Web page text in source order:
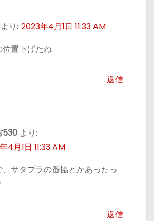
より: 2023年4月1日 11:33 AM
位置下げたね
返信
530 より:
4月1日 11:33 AM
サタプラの番協とかあったっ
返信